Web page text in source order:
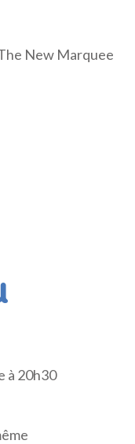
New Marquee
à 20h30